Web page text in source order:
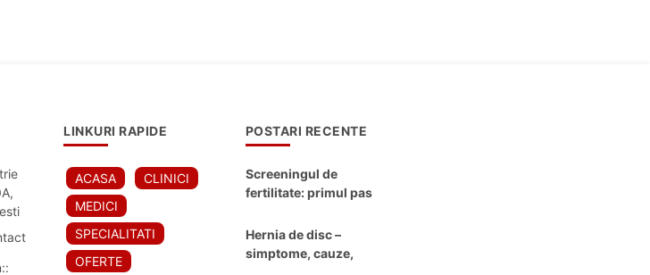
LINKURI RAPIDE
ACASA
CLINICI
MEDICI
SPECIALITATI
OFERTE
POSTARI RECENTE
Screeningul de
fertilitate: primul pas
Hernia de disc –
simptome, cauze,